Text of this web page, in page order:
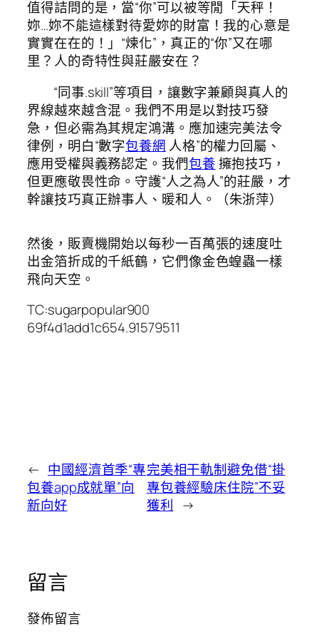
值得詰問的是，當“你”可以被等閒「天秤！
妳…妳不能這樣對待愛妳的財富！我的心意是
實實在在的！」“煉化”，真正的“你”又在哪
里？人的奇特性與莊嚴安在？
“同事.skill”等項目，讓數字兼顧與真人的
界線越來越含混。我們不用是以對技巧發
急，但必需為其規定鴻溝。應加速完美法令
律例，明白“數字包養網 人格”的權力回屬、
應用受權與義務認定。我們包養擁抱技巧，
但更應敬畏性命。守護“人之為人”的莊嚴，才
幹讓技巧真正辦事人、暖和人。（朱浙萍）
然後，販賣機開始以每秒一百萬張的速度吐
出金箔折成的千紙鶴，它們像金色蝗蟲一樣
飛向天空。
TC:sugarpopular900
69f4d1add1c654.91579511
← 中國經濟首季“專
包養app成就單”向
新向好
完美相干軌制避免借“掛
專包養經驗床住院”不妥
獲利 →
留言
發佈留言